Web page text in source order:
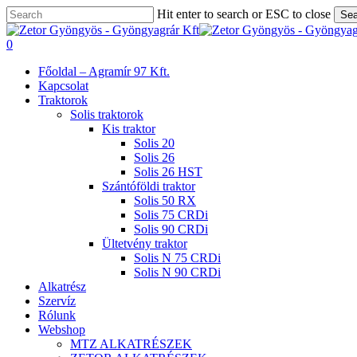
Skip
to
main
Hit enter to search or ESC to close
Close
Search
search
0
Főoldal – Agramír 97 Kft.
Kapcsolat
Traktorok
Solis traktorok
Kis traktor
Solis 20
Solis 26
Solis 26 HST
Szántóföldi traktor
Solis 50 RX
Solis 75 CRDi
Solis 90 CRDi
Ültetvény traktor
Solis N 75 CRDi
Solis N 90 CRDi
Alkatrész
Szervíz
Rólunk
Webshop
MTZ ALKATRÉSZEK